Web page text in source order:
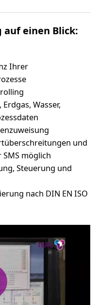
auf einen Blick:
Ihrer
Wasser,
und
möglich
Steuerung und
nach DIN EN ISO